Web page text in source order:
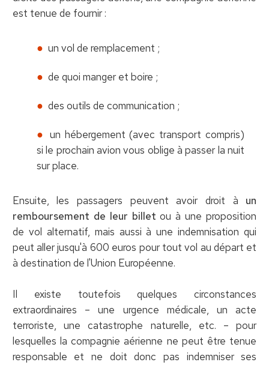
est tenue de fournir :
un vol de remplacement ;
de quoi manger et boire ;
des outils de communication ;
un hébergement (avec transport compris)
si le prochain avion vous oblige à passer la nuit
sur place.
Ensuite, les passagers peuvent avoir droit à un
remboursement de leur billet ou à une proposition
de vol alternatif, mais aussi à une indemnisation qui
peut aller jusqu'à 600 euros pour tout vol au départ et
à destination de l'Union Européenne.
Il existe toutefois quelques circonstances
extraordinaires – une urgence médicale, un acte
terroriste, une catastrophe naturelle, etc. – pour
lesquelles la compagnie aérienne ne peut être tenue
responsable et ne doit donc pas indemniser ses